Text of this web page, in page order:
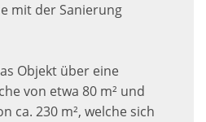
mit der Sanierung
Objekt über eine
von etwa 80 m² und
ca. 230 m², welche sich